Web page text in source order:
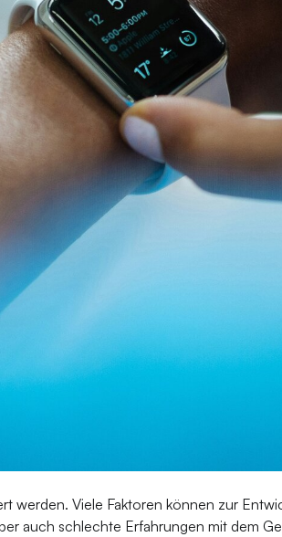
werden. Viele Faktoren können zur
auch schlechte Erfahrungen mit dem